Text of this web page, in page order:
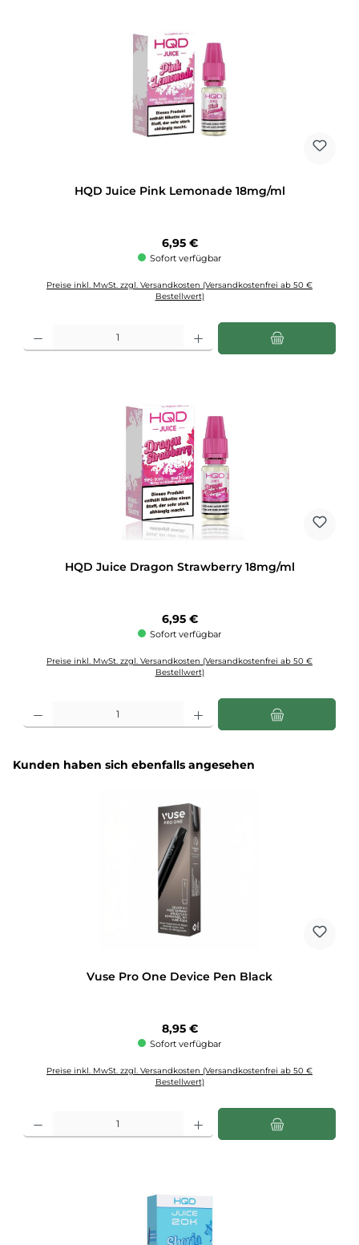
HQD Juice Pink Lemonade 18mg/ml
Regulärer Preis:
6,95 €
Sofort verfügbar
Preise inkl. MwSt. zzgl. Versandkosten (Versandkostenfrei ab 50 €
Bestellwert)
HQD Juice Dragon Strawberry 18mg/ml
Regulärer Preis:
6,95 €
Sofort verfügbar
Preise inkl. MwSt. zzgl. Versandkosten (Versandkostenfrei ab 50 €
Bestellwert)
Produktgalerie überspringen
Kunden haben sich ebenfalls angesehen
Vuse Pro One Device Pen Black
Regulärer Preis:
8,95 €
Sofort verfügbar
Preise inkl. MwSt. zzgl. Versandkosten (Versandkostenfrei ab 50 €
Bestellwert)